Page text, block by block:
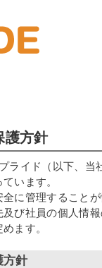
護方針
ライド（以下、当
います。
に管理すること
及び社員の個人情
ます。
方針